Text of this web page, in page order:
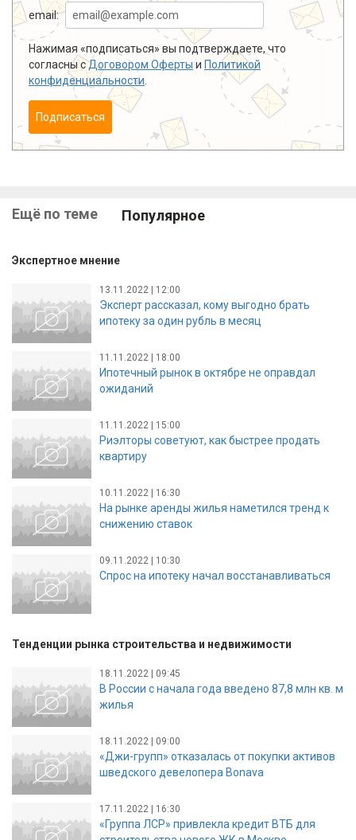
email:
Нажимая «подписаться» вы подтверждаете, что
согласны сДоговором Оферты и Политикой
конфиденциальности
Подписаться
Ещё по теме Популярное
Экспертное мнение
13.11.2022 | 12:00
Эксперт рассказал, кому выгодно брать
ипотеку за один рубль в месяц
11.11.2022 | 18:00
Ипотечный рынок в октябре не оправдал
ожиданий
11.11.2022 | 15:00
Риэлторы советуют, как быстрее продать
квартиру
10.11.2022 | 16:30
На рынке аренды жилья наметился тренд к
снижению ставок
09.11.2022 | 10:30
Спрос на ипотеку начал восстанавливаться
Тенденции рынка строительства и недвижимости
18.11.2022 | 09:45
В России с начала года введено 87,8 млн кв. м
жилья
18.11.2022 | 09:00
«Джи-групп» отказалась от покупки активов
шведского девелопера Bonava
17.11.2022 | 16:30
«Группа ЛСР» привлекла кредит ВТБ для